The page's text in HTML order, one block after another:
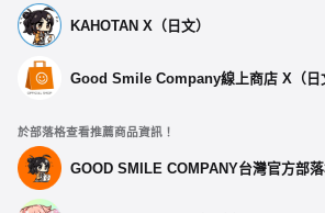
KAHOTAN X（日文）
Good Smile Company線上商店 X（日
於部落格查看推薦商品資訊！
GOOD SMILE COMPANY台灣官方部